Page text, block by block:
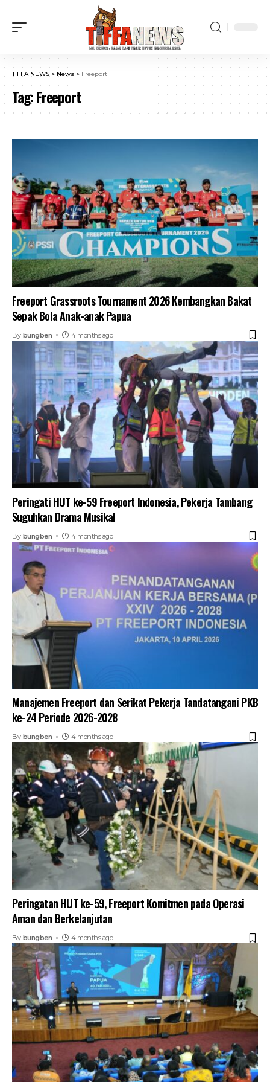
TIFFA NEWS > News > Freeport
Tag:Freeport
Freeport Grassroots Tournament 2026 Kembangkan Bakat
Sepak Bola Anak-anak Papua
By bungben 4 months ago
Peringati HUT ke-59 Freeport Indonesia, Pekerja Tambang
Suguhkan Drama Musikal
By bungben 4 months ago
Manajemen Freeport dan Serikat Pekerja Tandatangani PKB
ke-24 Periode 2026-2028
By bungben 4 months ago
Peringatan HUT ke-59, Freeport Komitmen pada Operasi
Aman dan Berkelanjutan
By bungben 4 months ago